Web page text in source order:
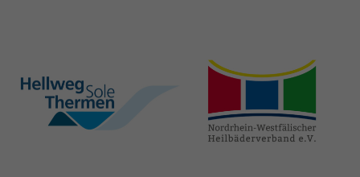
hellweg-sole-
thermen.de
heilbaeder.de